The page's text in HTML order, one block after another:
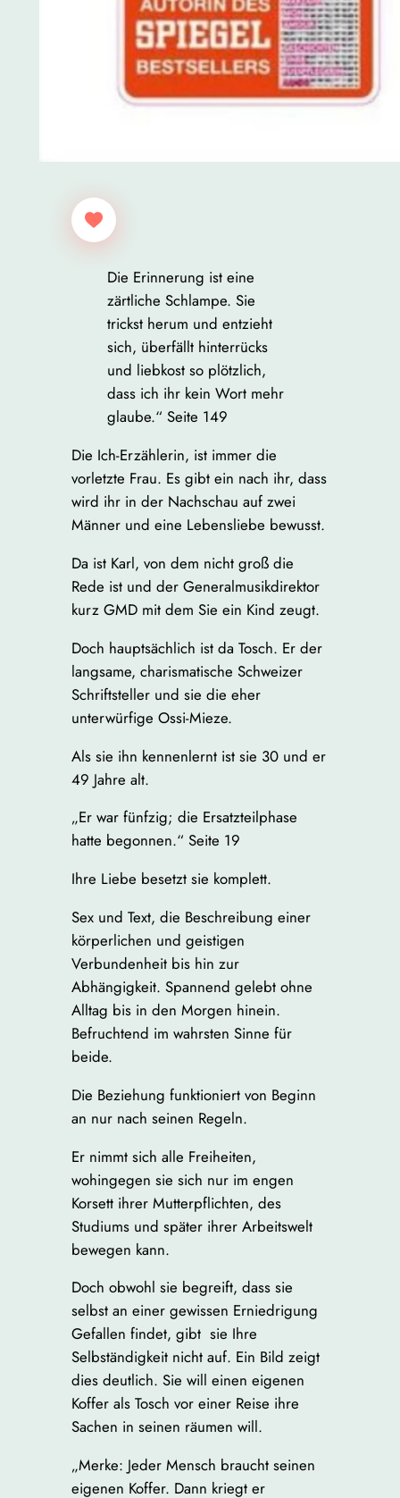
Die Erinnerung ist eine
zärtliche Schlampe. Sie
trickst herum und entzieht
sich, überfällt hinterrücks
und liebkost so plötzlich,
dass ich ihr kein Wort mehr
glaube.“ Seite 149
Die Ich-Erzählerin, ist immer die
vorletzte Frau. Es gibt ein nach ihr, dass
wird ihr in der Nachschau auf zwei
Männer und eine Lebensliebe bewusst.
Da ist Karl, von dem nicht groß die
Rede ist und der Generalmusikdirektor
kurz GMD mit dem Sie ein Kind zeugt.
Doch hauptsächlich ist da Tosch. Er der
langsame, charismatische Schweizer
Schriftsteller und sie die eher
unterwürfige Ossi-Mieze.
Als sie ihn kennenlernt ist sie 30 und er
49 Jahre alt.
„Er war fünfzig; die Ersatzteilphase
hatte begonnen.“ Seite 19
Ihre Liebe besetzt sie komplett.
Sex und Text, die Beschreibung einer
körperlichen und geistigen
Verbundenheit bis hin zur
Abhängigkeit. Spannend gelebt ohne
Alltag bis in den Morgen hinein.
Befruchtend im wahrsten Sinne für
beide.
Die Beziehung funktioniert von Beginn
an nur nach seinen Regeln.
Er nimmt sich alle Freiheiten,
wohingegen sie sich nur im engen
Korsett ihrer Mutterpflichten, des
Studiums und später ihrer Arbeitswelt
bewegen kann.
Doch obwohl sie begreift, dass sie
selbst an einer gewissen Erniedrigung
Gefallen findet, gibt sie Ihre
Selbständigkeit nicht auf. Ein Bild zeigt
dies deutlich. Sie will einen eigenen
Koffer als Tosch vor einer Reise ihre
Sachen in seinen räumen will.
„Merke: Jeder Mensch braucht seinen
eigenen Koffer. Dann kriegt er